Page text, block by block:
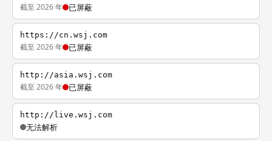
截至 2026 年 已屏蔽
https://cn.wsj.com
截至 2026 年 已屏蔽
http://asia.wsj.com
截至 2026 年 已屏蔽
http://live.wsj.com
无法解析